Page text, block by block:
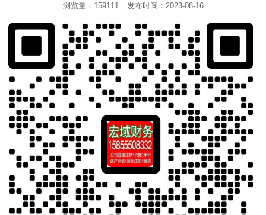
浏览量：159111 发布时间：2023-08-16